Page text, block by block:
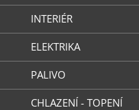
INTERIÉR
ELEKTRIKA
PALIVO
CHLAZENÍ - TOPENÍ